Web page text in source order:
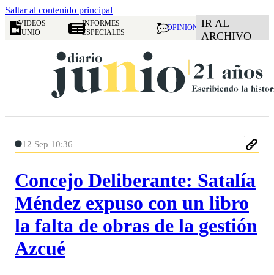
Saltar al contenido principal
VIDEOS
JUNIO
INFORMES
ESPECIALES
OPINION IR AL
ARCHIVO
12 Sep 10:36
Concejo Deliberante: Satalía
Méndez expuso con un libro
la falta de obras de la gestión
Azcué